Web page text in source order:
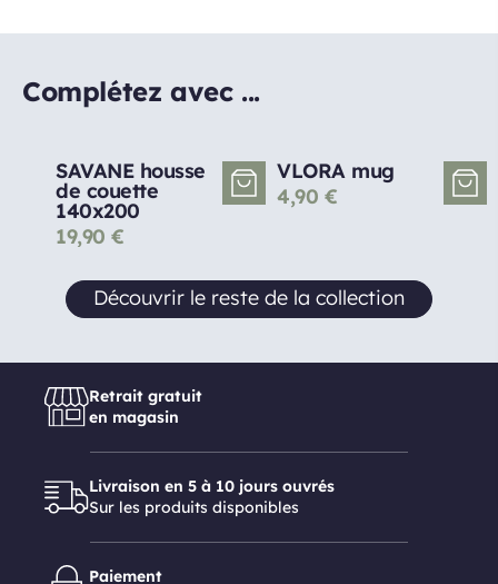
Complétez avec ...
SAVANE housse
de couette
140x200
19,90 €
VLORA mug
4,90 €
Découvrir le reste de la collection
Retrait gratuit
en magasin
Livraison en 5 à 10 jours ouvrés
Sur les produits disponibles
Paiement